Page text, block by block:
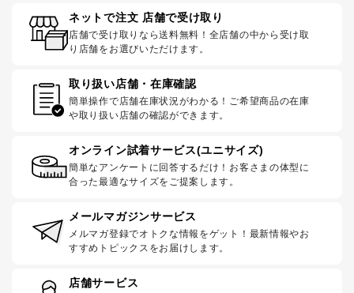
ネットで注文 店舗で受け取り
店舗で受け取りなら送料無料！全店舗の中から受け取
り店舗をお選びいただけます。
取り扱い店舗・在庫確認
簡単操作で店舗在庫状況がわかる！ご希望商品の在庫
や取り扱い店舗の確認ができます。
オンライン試着サービス(ユニサイズ)
簡単なアンケートに回答するだけ！お客さまの体型に
合った最適なサイズをご提案します。
メールマガジンサービス
メルマガ登録でオトクな情報をゲット！最新情報やお
すすめトピックスをお届けします。
店舗サービス